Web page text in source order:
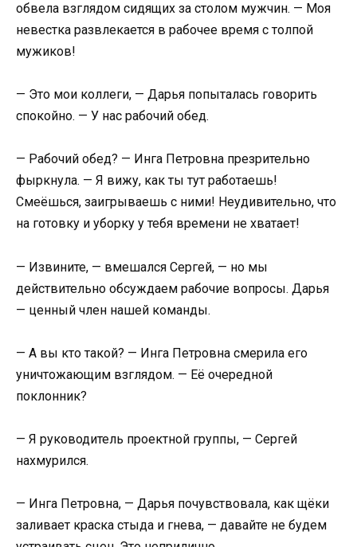
обвела взглядом сидящих за столом мужчин. — Моя
невестка развлекается в рабочее время с толпой
мужиков!
— Это мои коллеги, — Дарья попыталась говорить
спокойно. — У нас рабочий обед.
— Рабочий обед? — Инга Петровна презрительно
фыркнула. — Я вижу, как ты тут работаешь!
Смеёшься, заигрываешь с ними! Неудивительно, что
на готовку и уборку у тебя времени не хватает!
— Извините, — вмешался Сергей, — но мы
действительно обсуждаем рабочие вопросы. Дарья
— ценный член нашей команды.
— А вы кто такой? — Инга Петровна смерила его
уничтожающим взглядом. — Её очередной
поклонник?
— Я руководитель проектной группы, — Сергей
нахмурился.
— Инга Петровна, — Дарья почувствовала, как щёки
заливает краска стыда и гнева, — давайте не будем